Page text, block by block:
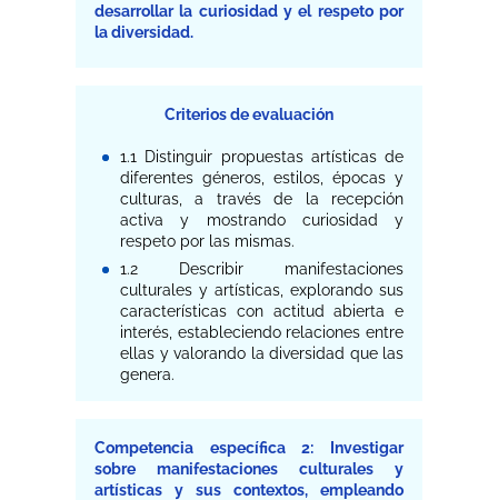
desarrollar la curiosidad y el respeto por
la diversidad.
Criterios de evaluación
1.1 Distinguir propuestas artísticas de
diferentes géneros, estilos, épocas y
culturas, a través de la recepción
activa y mostrando curiosidad y
respeto por las mismas.
1.2 Describir manifestaciones
culturales y artísticas, explorando sus
características con actitud abierta e
interés, estableciendo relaciones entre
ellas y valorando la diversidad que las
genera.
Competencia específica 2: Investigar
sobre manifestaciones culturales y
artísticas y sus contextos, empleando